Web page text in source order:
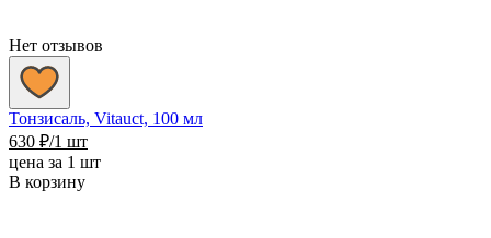
Нет отзывов
Тонзисаль, Vitauct, 100 мл
630 ₽/1 шт
цена за 1 шт
В корзину